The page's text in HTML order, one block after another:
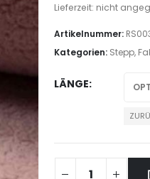
Lieferzeit: nicht
Artikelnummer:
Kategorien: Stepp,
LÄNGE